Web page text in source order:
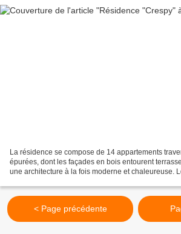
La résidence se compose de 14 appartements
épurées, dont les façades en bois entourent
une architecture à la fois moderne et chaleureuse.
< Page précédente